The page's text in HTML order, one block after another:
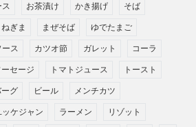
お茶漬け かき揚げ そば
ねぎま まぜそば ゆでたまご
ス カツオ節 ガレット コーラ
ーセージ トマトジュース トースト
グ ビール メンチカツ
ッケジャン ラーメン リゾット